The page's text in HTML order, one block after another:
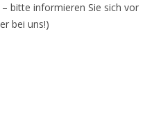
bitte informieren Sie sich vor
bei uns!)